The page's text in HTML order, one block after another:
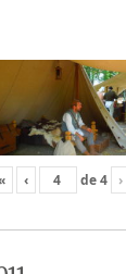
‹ de4 ›